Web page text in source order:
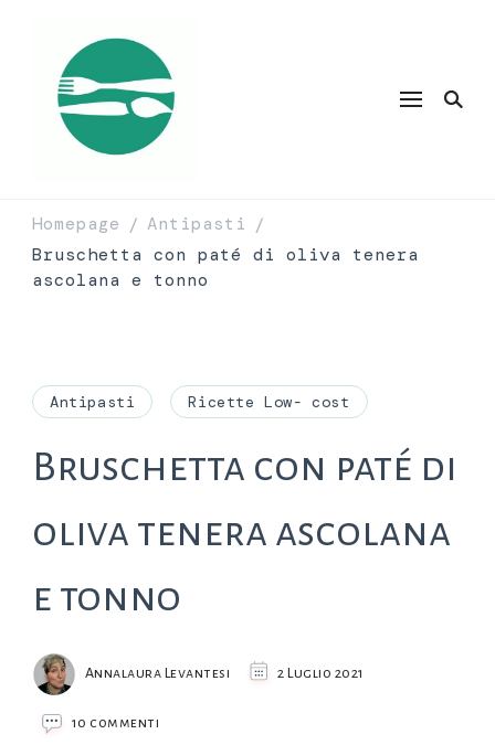
Homepage / Antipasti /
Bruschetta con paté di oliva tenera
ascolana e tonno
Antipasti Ricette Low- cost
Bruschetta con paté di
oliva tenera ascolana
e tonno
Annalaura Levantesi 2 Luglio 2021
10 commenti